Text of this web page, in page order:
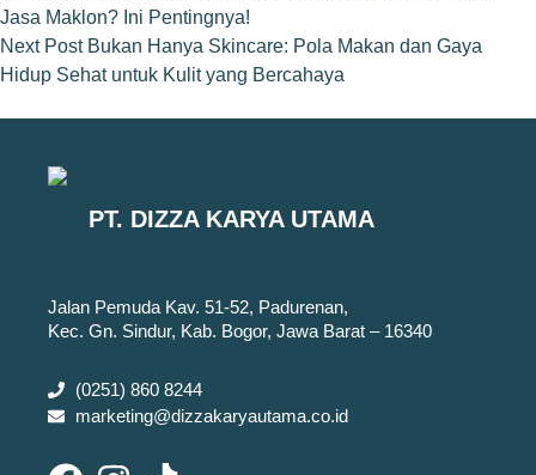
Jasa Maklon? Ini Pentingnya!
Next Post Bukan Hanya Skincare: Pola Makan dan Gaya
Hidup Sehat untuk Kulit yang Bercahaya
PT. DIZZA KARYA UTAMA
Jalan Pemuda Kav. 51-52, Padurenan,
Kec. Gn. Sindur, Kab. Bogor, Jawa Barat – 16340
(0251) 860 8244
marketing@dizzakaryautama.co.id